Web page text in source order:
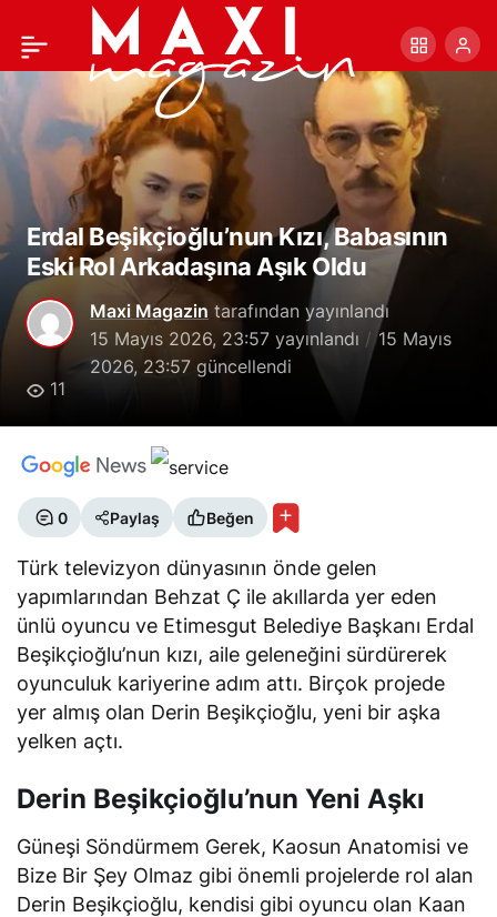
Erdal Beşikçioğlu’nun Kızı, Babasının
Eski Rol Arkadaşına Aşık Oldu
Maxi Magazin tarafından yayınlandı
15 Mayıs 2026, 23:57 yayınlandı
15 Mayıs
2026, 23:57 güncellendi
11
0 Paylaş Beğen
Türk televizyon dünyasının önde gelen
yapımlarından Behzat Ç ile akıllarda yer eden
ünlü oyuncu ve Etimesgut Belediye Başkanı Erdal
Beşikçioğlu’nun kızı, aile geleneğini sürdürerek
oyunculuk kariyerine adım attı. Birçok projede
yer almış olan Derin Beşikçioğlu, yeni bir aşka
yelken açtı.
Derin Beşikçioğlu’nun Yeni Aşkı
Güneşi Söndürmem Gerek, Kaosun Anatomisi ve
Bize Bir Şey Olmaz gibi önemli projelerde rol alan
Derin Beşikçioğlu, kendisi gibi oyuncu olan Kaan
25 yıllık cinayet
davasında baba Nezih
Çinkitaş ilk kez konuştu
Paylaş